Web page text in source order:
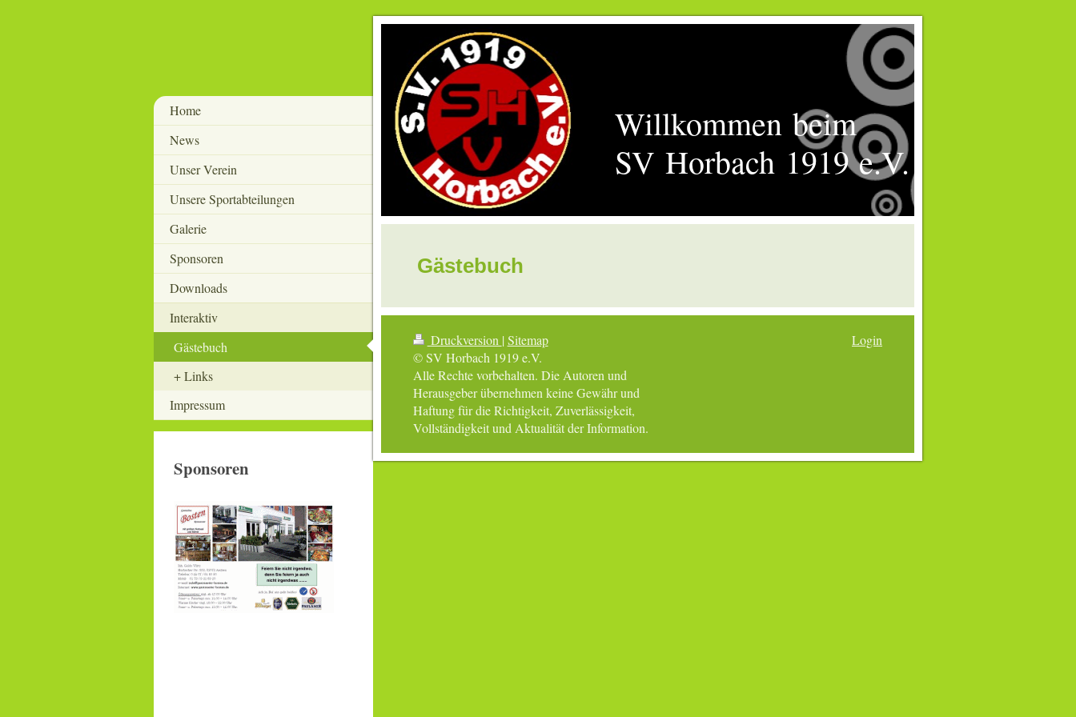
Willkommen beim
SV Horbach 1919 e.V.
Gästebuch
Druckversion | Sitemap
© SV Horbach 1919 e.V.
Alle Rechte vorbehalten. Die Autoren und
Herausgeber übernehmen keine Gewähr und
Haftung für die Richtigkeit, Zuverlässigkeit,
Vollständigkeit und Aktualität der Information.
Login
Home
News
Unser Verein
Unsere Sportabteilungen
Galerie
Sponsoren
Downloads
Interaktiv
Gästebuch
Links
Impressum
Sponsoren